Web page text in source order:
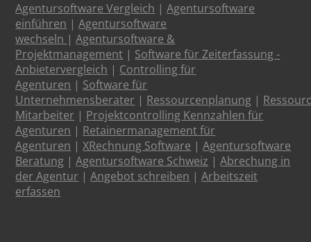
Agentursoftware Vergleich |Agentursoftware
einführen |Agentursoftware
wechseln |Agentursoftware &
Projektmanagement | Software für Zeiterfassung -
Anbietervergleich | Controlling für
Agenturen | Software für
Unternehmensberater | Ressourcenplanung |
Mitarbeiter | Projektcontrolling Kennzahlen für
Agenturen | Retainermanagement für
Agenturen |XRechnung Software |Agentursoftware
Beratung |Agentursoftware Schweiz |Abrechung in
der Agentur |Angebot schreiben |Arbeitszeit
erfassen